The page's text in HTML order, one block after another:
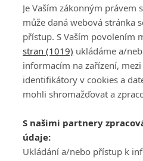
DISKUZE
Šéfredaktorkou webu jePetr Slavík
Máte-li zájem o inzerci na
Je Vaším zákonným právem
může daná webová stránka
přístup. S Vaším povolením
stran (1019) ukládáme a/
informacím na zařízení,
identifikátory v cookies a
mohli shromažďovat a
S našimi partnery
údaje:
Ukládání a/nebo přístup k